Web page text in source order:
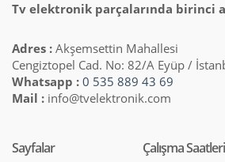
Tv elektronik parçalarında birinci
Adres : Akşemsettin Mahallesi
Cengiztopel Cad. No: 82/A Eyüp /
Whatsapp : 0 535 889 43 69
Mail : info@tvelektronik.com
Sayfalar Çalışma